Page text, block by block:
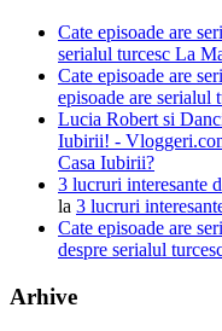
Cate episoade are
serialul turcesc La
Cate episoade are
episoade are serialul
Lucia Robert si
Iubirii! -
Casa Iubirii?
3 lucruri interesante
la 3 lucruri
Cate episoade are
despre serialul
Arhive